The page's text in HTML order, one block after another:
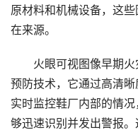
原材料和机械设备，这
在来源。
火眼可视图像早期火
预防技术，它通过高清晰
实时监控鞋厂内部的情
够迅速识别并发出警报